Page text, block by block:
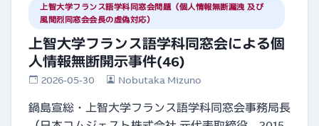
上智大学フランス語学科同窓会問題（個人情報無断漏洩 及び
風間烈同窓会会長の虚偽対応）
上智大学フランス語学科同窓会による個
人情報無断開示事件(46)
2026-05-30 Nobutaka Mizuno
鍋島宣総・上智大学フランス語学科同窓会事務局長